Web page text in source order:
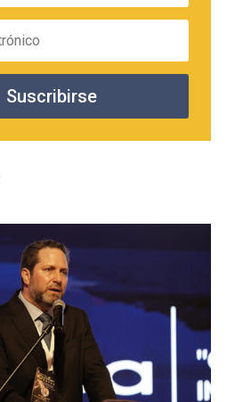
Suscribirse